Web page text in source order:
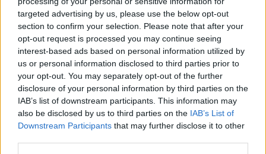
targeted advertising by us, please use the below opt-out
section to confirm your selection. Please note that after your
opt-out request is processed you may continue seeing
interest-based ads based on personal information utilized by
us or personal information disclosed to third parties prior to
your opt-out. You may separately opt-out of the further
disclosure of your personal information by third parties on the
IAB’s list of downstream participants. This information may
also be disclosed by us to third parties on the IAB’s List of
Downstream Participants that may further disclose it to other
Summer Mode ON! Η LG μετατρέπει κάθε
στιγμή σε απόλυτη gaming εμπειρία!